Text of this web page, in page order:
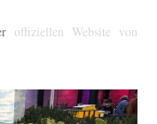
offiziellen Website von